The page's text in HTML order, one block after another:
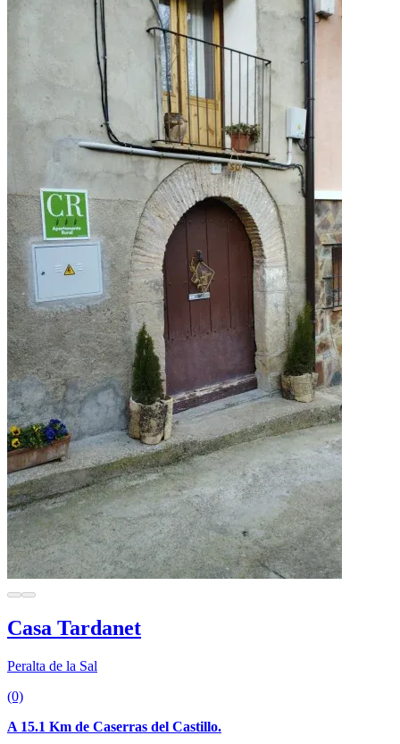
Casa Tardanet
Peralta de la Sal
(0)
A 15.1 Km de Caserras del Castillo.